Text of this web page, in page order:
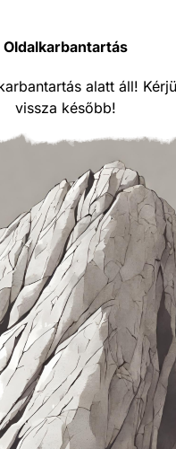
Oldalkarbantartás
alatt áll!
vissza később!